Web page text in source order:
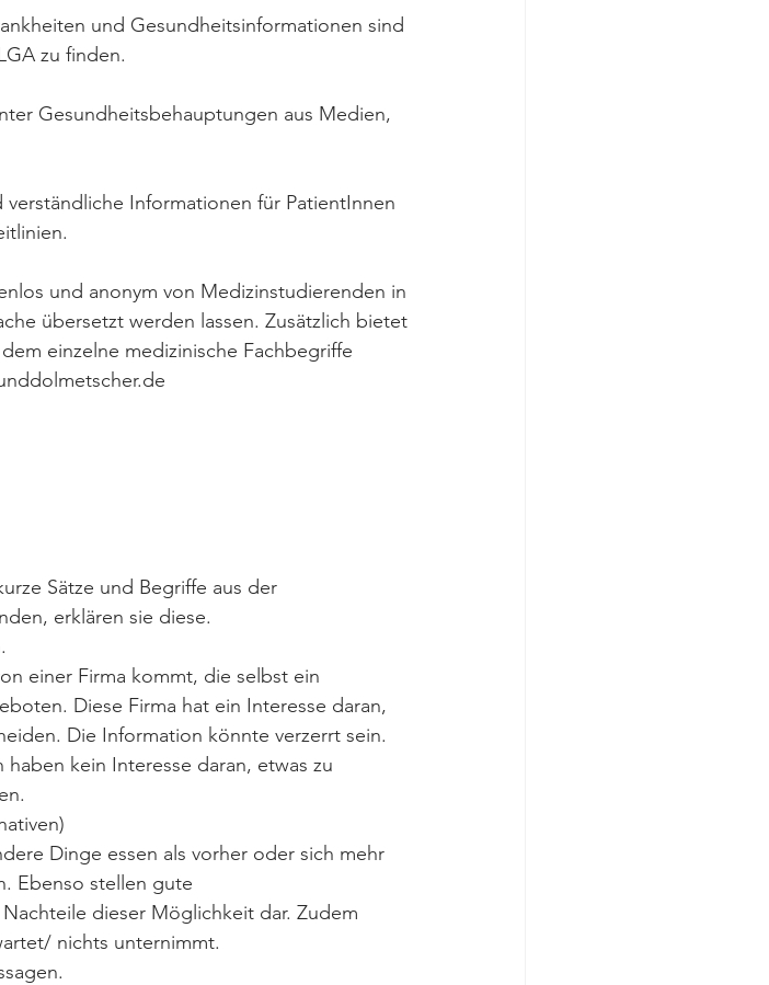
und Gesundheitsinformationen sind
zu finden.
Gesundheitsbehauptungen aus Medien,
Informationen für PatientInnen
und anonym von Medizinstudierenden in
übersetzt werden lassen. Zusätzlich bietet
einzelne medizinische Fachbegriffe
Sätze und Begriffe aus der
erklären sie diese.
einer Firma kommt, die selbst ein
Diese Firma hat ein Interesse daran,
Die Information könnte verzerrt sein.
kein Interesse daran, etwas zu
Dinge essen als vorher oder sich mehr
Ebenso stellen gute
dieser Möglichkeit dar. Zudem
nichts unternimmt.